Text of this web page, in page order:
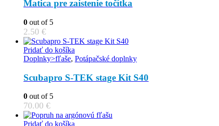
Matica pre zaistenie točítka
0 out of 5
2.50 €
Pridať do košíka
Doplnky>fľaše, Potápačské doplnky
Scubapro S-TEK stage Kit S40
0 out of 5
70.00 €
Pridať do košíka